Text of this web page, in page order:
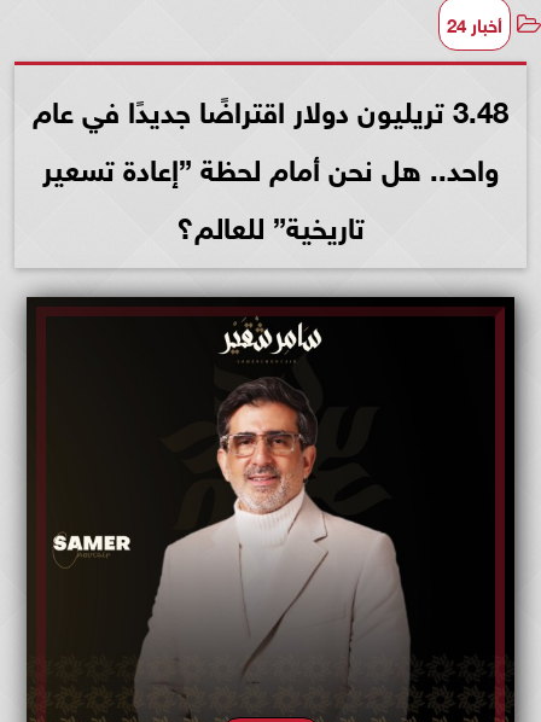
أخبار 24
3.48 تريليون دولار اقتراضًا جديدًا في عام
واحد.. هل نحن أمام لحظة ”إعادة تسعير
تاريخية” للعالم؟